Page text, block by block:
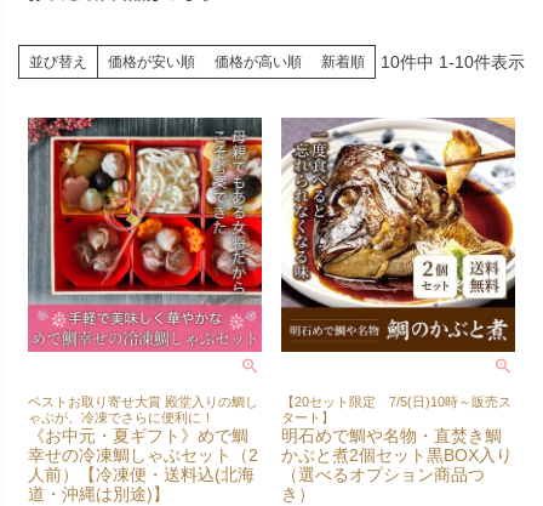
並び替え 価格が安い順 価格が高い順 新着順 10件中 1-10件表示
ベストお取り寄せ大賞 殿堂入りの鯛し
ゃぶが、冷凍でさらに便利に！
《お中元・夏ギフト》めで鯛
幸せの冷凍鯛しゃぶセット（2
人前）【冷凍便・送料込(北海
道・沖縄は別途)】
【20セット限定 7/5(日)10時～販売ス
タート】
明石めで鯛や名物・直焚き鯛
かぶと煮2個セット黒BOX入り
（選べるオプション商品つ
き）